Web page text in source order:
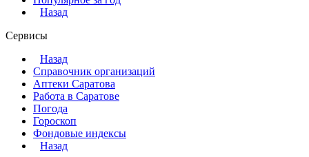
Назад
Сервисы
Назад
Справочник организаций
Аптеки Саратова
Работа в Саратове
Погода
Гороскоп
Фондовые индексы
Назад